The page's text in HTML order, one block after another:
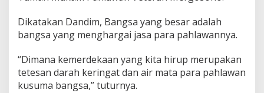
a
n
M
k
a
m
Dikatakan Dandim, Bangsa yang besar adalah
bangsa yang menghargai jasa para pahlawannya.
“Dimana kemerdekaan yang kita hirup merupakan
tetesan darah keringat dan air mata para pahlawan
kusuma bangsa,” tuturnya.